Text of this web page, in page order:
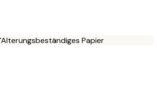
Alterungsbeständiges Papier